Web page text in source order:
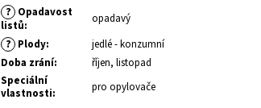
? Opadavost
listů: opadavý
? Plody:
jedlé - konzumní
Doba zrání:
říjen, listopad
Speciální
vlastnosti: pro opylovače